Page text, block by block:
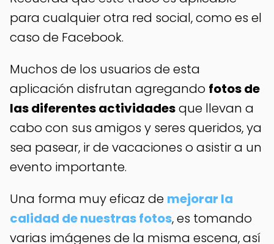
para cualquier otra red social, como es el
caso de Facebook.
Muchos de los usuarios de esta
aplicación disfrutan agregando fotos de
las diferentes actividadesque llevan a
cabo con sus amigos y seres queridos, ya
sea pasear, ir de vacaciones o asistir a un
evento importante.
Una forma muy eficaz de mejorar la
calidad de nuestras fotos, es tomando
varias imágenes de la misma escena, así